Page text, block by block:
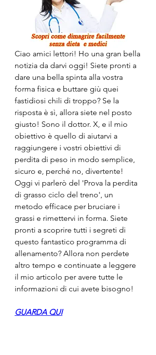
Ciao amici lettori! Ho una gran bella
notizia da darvi oggi! Siete pronti a
dare una bella spinta alla vostra
forma fisica e buttare giù quei
fastidiosi chili di troppo? Se la
risposta è sì, allora siete nel posto
giusto! Sono il dottor. X, e il mio
obiettivo è quello di aiutarvi a
raggiungere i vostri obiettivi di
perdita di peso in modo semplice,
sicuro e, perché no, divertente!
Oggi vi parlerò del 'Prova la perdita
di grasso ciclo del treno', un
metodo efficace per bruciare i
grassi e rimettervi in forma. Siete
pronti a scoprire tutti i segreti di
questo fantastico programma di
allenamento? Allora non perdete
altro tempo e continuate a leggere
il mio articolo per avere tutte le
informazioni di cui avete bisogno!
GUARDA QUI